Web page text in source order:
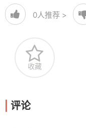
0人推荐 >
收藏
评论